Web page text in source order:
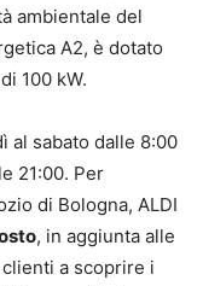
ambientale del
A2, è dotato
100 kW.
al sabato dalle 8:00
21:00. Per
di Bologna, ALDI
, in aggiunta alle
a scoprire i